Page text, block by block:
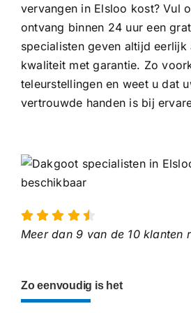
vervangen in Elsloo kost? Vul
ontvang binnen 24 uur een
specialisten geven altijd eerlijk
kwaliteit met garantie. Zo
teleurstellingen en weet u dat
vertrouwde handen is bij
Meer dan 9 van de 10 klanten
Zo eenvoudig is het